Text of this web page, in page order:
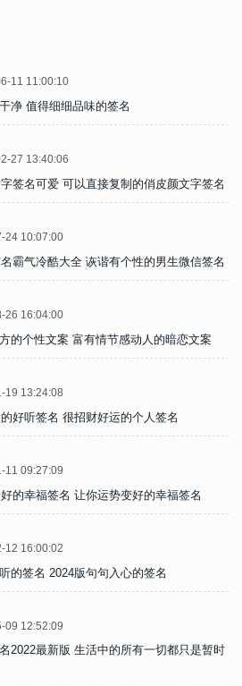
11 11:00:10
净 值得细细品味的签名
27 13:40:06
签名可爱 可以直接复制的俏皮颜文字签名
24 10:07:00
霸气冷酷大全 诙谐有个性的男生微信签名
26 16:04:00
的个性文案 富有情节感动人的暗恋文案
19 13:24:08
好听签名 很招财好运的个人签名
11 09:27:09
的幸福签名 让你运势变好的幸福签名
12 16:00:02
的签名 2024版句句入心的签名
09 12:52:09
2022最新版 生活中的所有一切都只是暂时